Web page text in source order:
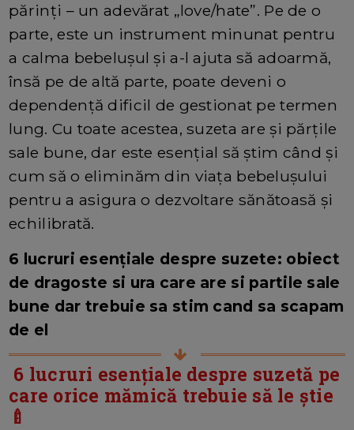
părinți – un adevărat „love/hate”. Pe de o
parte, este un instrument minunat pentru
a calma bebelușul și a-l ajuta să adoarmă,
însă pe de altă parte, poate deveni o
dependență dificil de gestionat pe termen
lung. Cu toate acestea, suzeta are și părțile
sale bune, dar este esențial să știm când și
cum să o eliminăm din viața bebelușului
pentru a asigura o dezvoltare sănătoasă și
echilibrată.
6 lucruri esențiale despre suzete: obiect
de dragoste si ura care are si partile sale
bune dar trebuie sa stim cand sa scapam
de el
6 lucruri esențiale despre suzetă pe
care orice mămică trebuie să le știe
🍼